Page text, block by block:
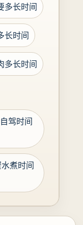
多长时间
长时间
多长时间
驾时间
煮时间